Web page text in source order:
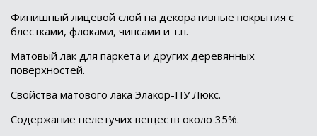
Финишный лицевой слой на декоративные покрытия с
блестками, флоками, чипсами и т.п.
Матовый лак для паркета и других деревянных
поверхностей.
Свойства матового лака Элакор-ПУ Люкс.
Содержание нелетучих веществ около 35%.